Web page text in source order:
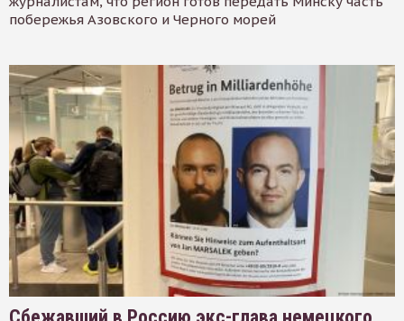
побережья Азовского и Черного морей